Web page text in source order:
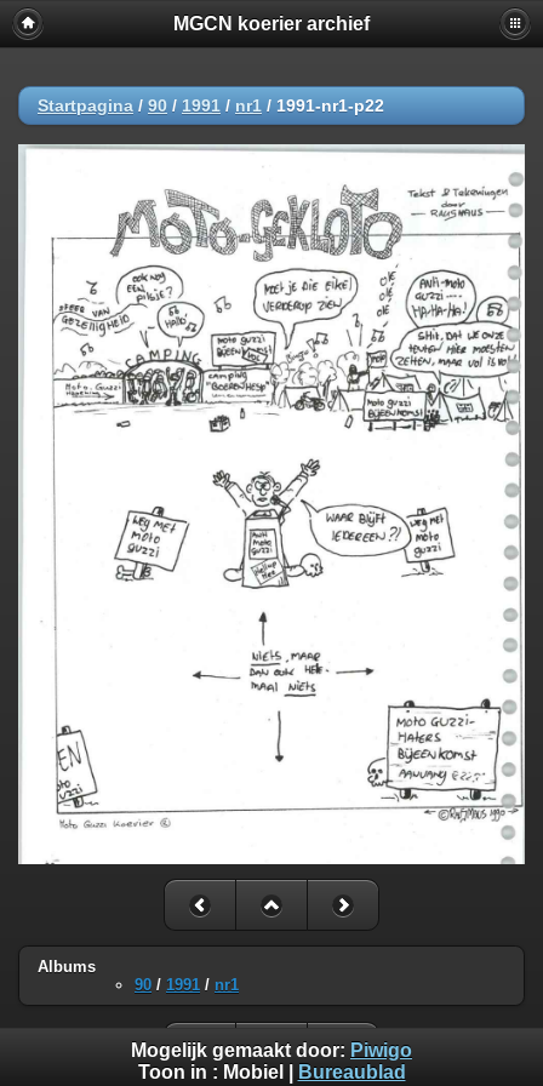
MGCN koerier archief
Startpagina / 90 / 1991 / nr1 / 1991-nr1-p22
Albums
90 / 1991 / nr1
Mogelijk gemaakt door: Piwigo
Toon in : Mobiel Bureaublad